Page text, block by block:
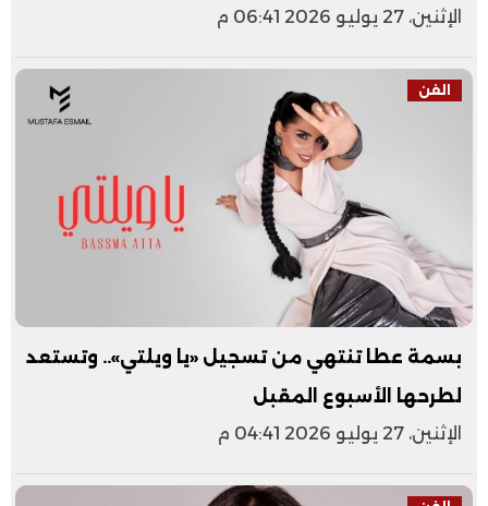
الإثنين، 27 يوليو 2026 06:41 م
الفن
بسمة عطا تنتهي من تسجيل «يا ويلتي».. وتستعد
لطرحها الأسبوع المقبل
الإثنين، 27 يوليو 2026 04:41 م